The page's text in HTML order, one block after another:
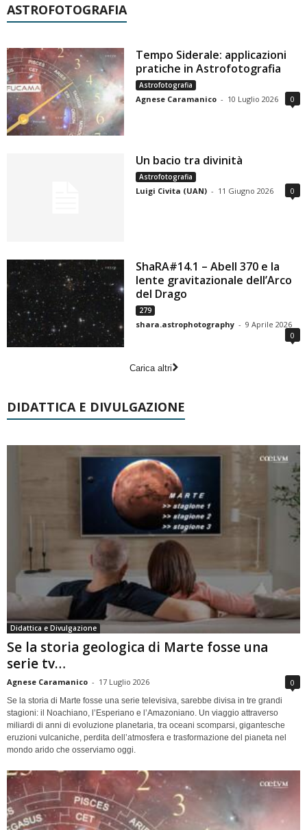
ASTROFOTOGRAFIA
Tempo Siderale: applicazioni
pratiche in Astrofotografia
Astrofotografia
Agnese Caramanico - 10 Luglio 2026 0
Un bacio tra divinità
Astrofotografia
Luigi Civita (UAN) - 11 Giugno 2026 0
ShaRA#14.1 – Abell 370 e la
lente gravitazionale dell’Arco
del Drago
279
shara.astrophotography - 9 Aprile 2026
0
Carica altri
DIDATTICA E DIVULGAZIONE
Didattica e Divulgazione
Se la storia geologica di Marte fosse una
serie tv…
Agnese Caramanico - 17 Luglio 2026 0
Se la storia di Marte fosse una serie televisiva, sarebbe divisa in tre grandi
stagioni: il Noachiano, l’Esperiano e l’Amazoniano. Un viaggio attraverso
miliardi di anni di evoluzione planetaria, tra oceani scomparsi, gigantesche
eruzioni vulcaniche, perdita dell’atmosfera e trasformazione del pianeta nel
mondo arido che osserviamo oggi.